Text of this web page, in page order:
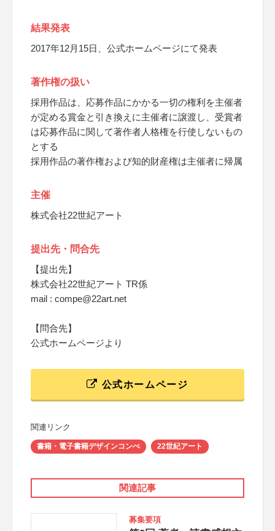
結果発表
2017年12月15日、公式ホームページにて発表
著作権の扱い
採用作品は、応募作品にかかる一切の権利を主催者
が定める賞金と引き換えに主催者に譲渡し、受賞者
は応募作品に関して著作者人格権を行使しないもの
とする
採用作品の著作権および知的財産権は主催者に帰属
主催
株式会社22世紀アート
提出先・問合先
【提出先】
株式会社22世紀アート TR係
mail : compe@22art.net
【問合先】
公式ホームページより
公式ホームページ
関連リンク
書籍・電子書籍デザインコンぺ 22世紀アート
関連記事
募集要項